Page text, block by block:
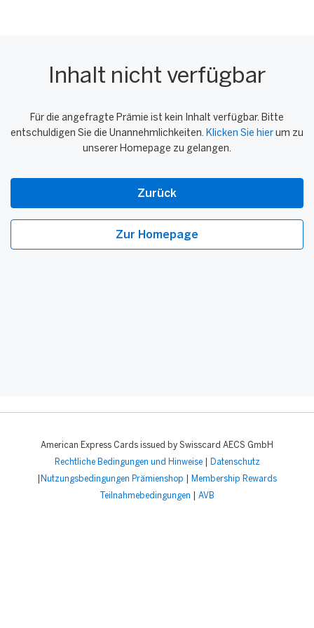
Inhalt nicht verfügbar
Für die angefragte Prämie ist kein Inhalt verfügbar. Bitte
entschuldigen Sie die Unannehmlichkeiten. Klicken Sie hier um zu
unserer Homepage zu gelangen.
Zurück
Zur Homepage
American Express Cards issued by Swisscard AECS GmbH
Rechtliche Bedingungen und Hinweise| Datenschutz
Nutzungsbedingungen Prämienshop Membership Rewards
Teilnahmebedingungen AVB